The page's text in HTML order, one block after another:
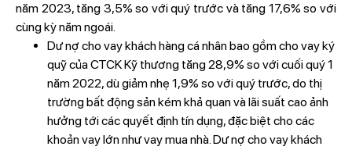
năm 2023, tăng 3,5% so với quý trước và tăng 17,6% so với
cùng kỳ năm ngoái.
Dư nợ cho vay khách hàng cá nhân bao gồm cho vay ký
quỹ của CTCK Kỹ thương tăng 28,9% so với cuối quý 1
năm 2022, dù giảm nhẹ 1,9% so với quý trước, do thị
trường bất động sản kém khả quan và lãi suất cao ảnh
hưởng tới các quyết định tín dụng, đặc biệt cho các
khoản vay lớn như vay mua nhà. Dư nợ cho vay khách